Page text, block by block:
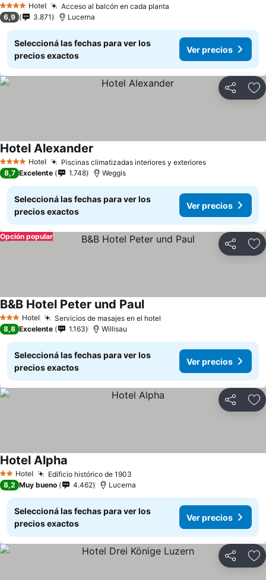
4 EstrellasHotel Acceso al balcón en cada planta
6,9 3.871 Lucerna
Seleccioná las fechas para ver los
precios exactos
Ver precios
Compartir
4 EstrellasHotel Piscinas climatizadas interiores y exteriores
Hotel Alexander
8,7 Excelente 1.748 Weggis
Seleccioná las fechas para ver los
precios exactos
Ver precios
Compartir
Opción popular
3 Estrellas
Hotel Servicios de masajes en el hotel
B&B Hotel Peter und Paul
8,8 Excelente 1.163 Willisau
Seleccioná las fechas para ver los
precios exactos
Ver precios
Compartir
2 Estrellas
Hotel Edificio histórico de 1903
Hotel Alpha
8,2 Muy bueno 4.462 Lucerna
Seleccioná las fechas para ver los
precios exactos
Ver precios
Compartir